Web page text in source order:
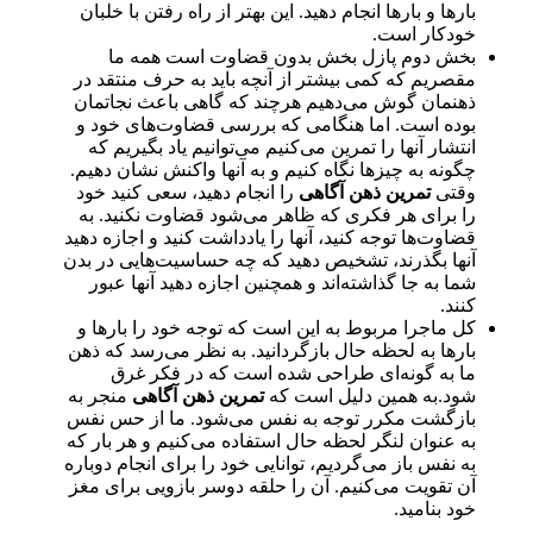
بارها و بارها انجام دهید. این بهتر از راه رفتن با خلبان
خودکار است.
بخش دوم پازل بخش بدون قضاوت است همه ما
مقصریم که کمی بیشتر از آنچه باید به حرف منتقد در
ذهنمان گوش می‌دهیم هرچند که گاهی باعث نجاتمان
بوده است. اما هنگامی که بررسی قضاوت‌های خود و
انتشار آنها را تمرین می‌کنیم می‌توانیم یاد بگیریم که
چگونه به چیزها نگاه کنیم و به آنها واکنش نشان دهیم.
وقتیتمرین ذهن آگاهی را انجام دهید، سعی کنید خود
را برای هر فکری که ظاهر می‌شود قضاوت نکنید. به
قضاوت‌ها توجه کنید، آنها را یادداشت کنید و اجازه دهید
آنها بگذرند، تشخیص دهید که چه حساسیت‌هایی در بدن
شما به جا گذاشته‌اند و همچنین اجازه دهید آنها عبور
کنند.
کل ماجرا مربوط به این است که توجه خود را بارها و
بارها به لحظه حال بازگردانید. به نظر می‌رسد که ذهن
ما به گونه‌ای طراحی شده است که در فکر غرق
شود.به همین دلیل است کهتمرین ذهن آگاهی منجر به
بازگشت مکرر توجه به نفس می‌شود. ما از حس نفس
به عنوان لنگر لحظه حال استفاده می‌کنیم و هر بار که
به نفس باز می‌گردیم، توانایی خود را برای انجام دوباره
آن تقویت می‌کنیم. آن را حلقه دوسر بازویی برای مغز
خود بنامید.